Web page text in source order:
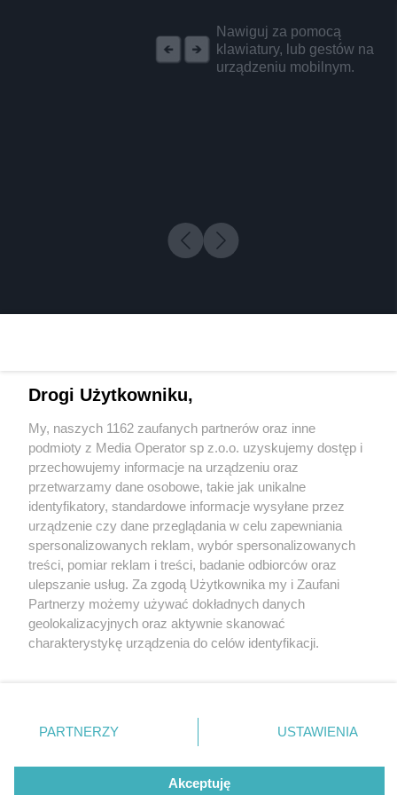
Nawiguj za pomocą
klawiatury, lub gestów na
urządzeniu mobilnym.
5 / 0
Wydawca mediów lokalnych
Nie zapomnij
zapoznać się z:
polityką prywatności regulamin korzystania z portali
Twojemiasto
Piekary Śląskie
Chorzów
Tarnowskie Góry
Gliwice
Skontakuj sięz nami
Kontakt
Wydawca
Redakcja
Drogi Użytkowniku,
My, naszych 1162 zaufanych partnerów oraz inne
podmioty z Media Operator sp z.o.o. uzyskujemy dostęp i
przechowujemy informacje na urządzeniu oraz
przetwarzamy dane osobowe, takie jak unikalne
identyfikatory, standardowe informacje wysyłane przez
urządzenie czy dane przeglądania w celu zapewniania
spersonalizowanych reklam, wybór spersonalizowanych
treści, pomiar reklam i treści, badanie odbiorców oraz
ulepszanie usług. Za zgodą Użytkownika my i Zaufani
Partnerzy możemy używać dokładnych danych
geolokalizacyjnych oraz aktywnie skanować
charakterystykę urządzenia do celów identyfikacji.
zmienić/wycofać klikając przycisk ustawień prywatności
znajdujący się w lewym dolnym rogu strony
rodzaje przetwarzania danych nie wymagają zgody
użytkownika, ale masz prawo sprzeciwić się takiemu
PARTNERZY USTAWIENIA
Akceptuję